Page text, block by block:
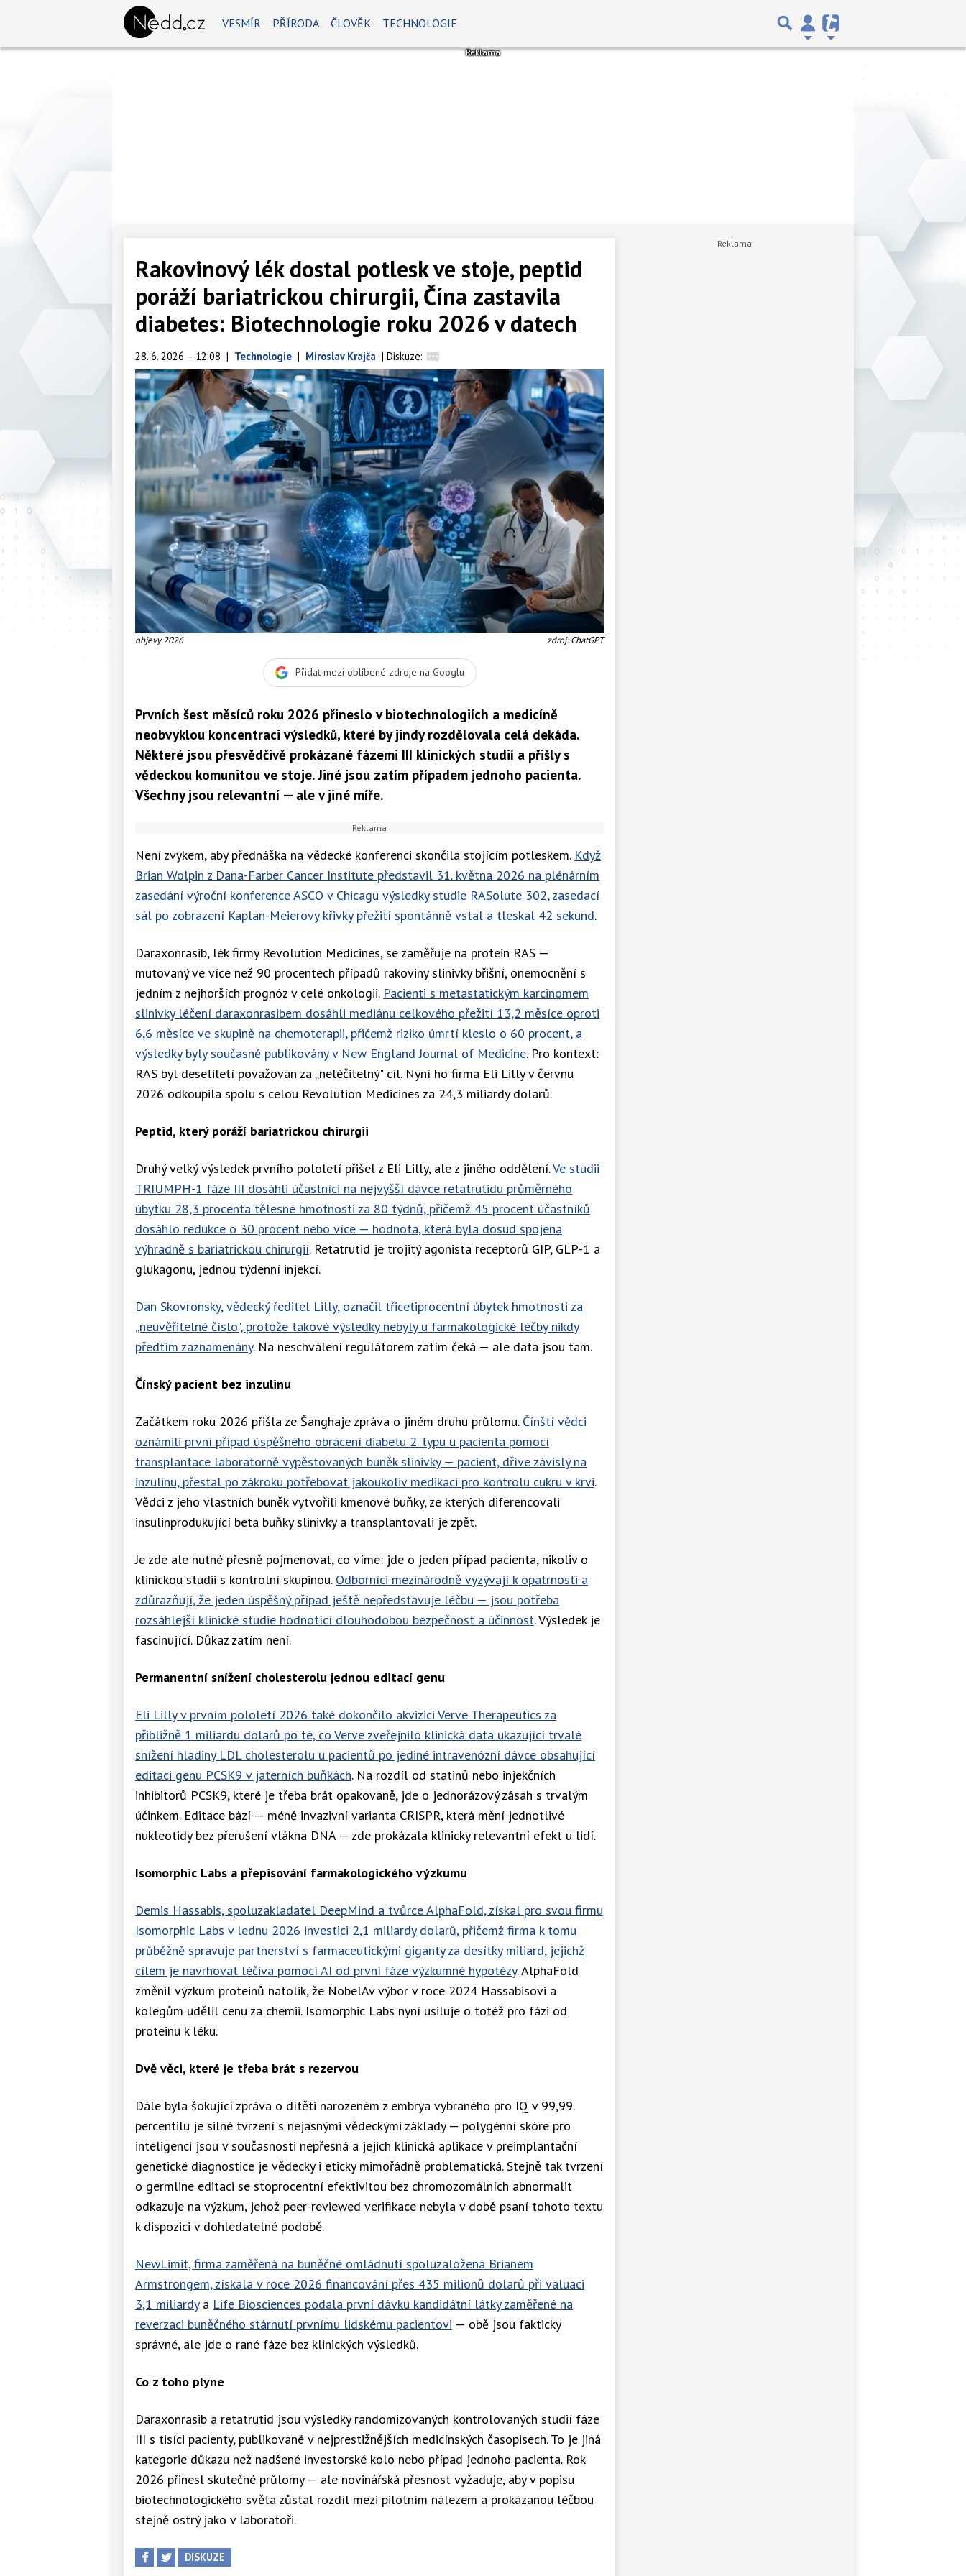
VESMÍR PŘÍRODA ČLOVĚK TECHNOLOGIE
Rakovinový lék dostal potlesk ve stoje, peptid
poráží bariatrickou chirurgii, Čína zastavila
diabetes: Biotechnologie roku 2026 v datech
28. 6. 2026 – 12:08 | Technologie | Miroslav Krajča | Diskuze:
objevy 2026 zdroj: ChatGPT
Přidat mezi oblíbené zdroje na Googlu
Prvních šest měsíců roku 2026 přineslo v biotechnologiích a medicíně
neobvyklou koncentraci výsledků, které by jindy rozdělovala celá dekáda.
Některé jsou přesvědčivě prokázané fázemi III klinických studií a přišly s
vědeckou komunitou ve stoje. Jiné jsou zatím případem jednoho pacienta.
Všechny jsou relevantní — ale v jiné míře.
Není zvykem, aby přednáška na vědecké konferenci skončila stojícím potleskem. Když
Brian Wolpin z Dana-Farber Cancer Institute představil 31. května 2026 na plénárním
zasedání výroční konference ASCO v Chicagu výsledky studie RASolute 302, zasedací
sál po zobrazení Kaplan-Meierovy křivky přežití spontánně vstal a tleskal 42 sekund.
Daraxonrasib, lék firmy Revolution Medicines, se zaměřuje na protein RAS —
mutovaný ve více než 90 procentech případů rakoviny slinivky břišní, onemocnění s
jedním z nejhorších prognóz v celé onkologii. Pacienti s metastatickým karcinomem
slinivky léčení daraxonrasibem dosáhli mediánu celkového přežití 13,2 měsíce oproti
6,6 měsíce ve skupině na chemoterapii, přičemž riziko úmrtí kleslo o 60 procent, a
výsledky byly současně publikovány v New England Journal of Medicine. Pro kontext:
RAS byl desetiletí považován za „neléčitelný" cíl. Nyní ho firma Eli Lilly v červnu
2026 odkoupila spolu s celou Revolution Medicines za 24,3 miliardy dolarů.
Peptid, který poráží bariatrickou chirurgii
Druhý velký výsledek prvního pololetí přišel z Eli Lilly, ale z jiného oddělení.Ve studii
TRIUMPH-1 fáze III dosáhli účastníci na nejvyšší dávce retatrutidu průměrného
úbytku 28,3 procenta tělesné hmotnosti za 80 týdnů, přičemž 45 procent účastníků
dosáhlo redukce o 30 procent nebo více — hodnota, která byla dosud spojena
výhradně s bariatrickou chirurgií. Retatrutid je trojitý agonista receptorů GIP, GLP-1 a
glukagonu, jednou týdenní injekcí.
Dan Skovronsky, vědecký ředitel Lilly, označil třicetiprocentní úbytek hmotnosti za
„neuvěřitelné číslo", protože takové výsledky nebyly u farmakologické léčby nikdy
předtím zaznamenány. Na neschválení regulátorem zatím čeká — ale data jsou tam.
Čínský pacient bez inzulinu
Začátkem roku 2026 přišla ze Šanghaje zpráva o jiném druhu průlomu. Čínští vědci
oznámili první případ úspěšného obrácení diabetu 2. typu u pacienta pomocí
transplantace laboratorně vypěstovaných buněk slinivky — pacient, dříve závislý na
inzulinu, přestal po zákroku potřebovat jakoukoliv medikaci pro kontrolu cukru v krvi.
Vědci z jeho vlastních buněk vytvořili kmenové buňky, ze kterých diferencovali
insulinprodukující beta buňky slinivky a transplantovali je zpět.
Je zde ale nutné přesně pojmenovat, co víme: jde o jeden případ pacienta, nikoliv o
klinickou studii s kontrolní skupinou. Odborníci mezinárodně vyzývají k opatrnosti a
zdůrazňují, že jeden úspěšný případ ještě nepředstavuje léčbu — jsou potřeba
rozsáhlejší klinické studie hodnotící dlouhodobou bezpečnost a účinnost. Výsledek je
fascinující. Důkaz zatím není.
Permanentní snížení cholesterolu jednou editací genu
Eli Lilly v prvním pololetí 2026 také dokončilo akvizici Verve Therapeutics za
přibližně 1 miliardu dolarů po té, co Verve zveřejnilo klinická data ukazující trvalé
snížení hladiny LDL cholesterolu u pacientů po jediné intravenózní dávce obsahující
editaci genu PCSK9 v jaterních buňkách. Na rozdíl od statinů nebo injekčních
inhibitorů PCSK9, které je třeba brát opakovaně, jde o jednorázový zásah s trvalým
účinkem. Editace bází — méně invazivní varianta CRISPR, která mění jednotlivé
nukleotidy bez přerušení vlákna DNA — zde prokázala klinicky relevantní efekt u lidí.
Isomorphic Labs a přepisování farmakologického výzkumu
Demis Hassabis, spoluzakladatel DeepMind a tvůrce AlphaFold, získal pro svou firmu
Isomorphic Labs v lednu 2026 investici 2,1 miliardy dolarů, přičemž firma k tomu
průběžně spravuje partnerství s farmaceutickými giganty za desítky miliard, jejichž
cílem je navrhovat léčiva pomocí AI od první fáze výzkumné hypotézy. AlphaFold
změnil výzkum proteinů natolik, že NobelAv výbor v roce 2024 Hassabisovi a
kolegům udělil cenu za chemii. Isomorphic Labs nyní usiluje o totéž pro fázi od
proteinu k léku.
Dvě věci, které je třeba brát s rezervou
Dále byla šokující zpráva o dítěti narozeném z embrya vybraného pro IQ v 99,99.
percentilu je silné tvrzení s nejasnými vědeckými základy — polygénní skóre pro
inteligenci jsou v současnosti nepřesná a jejich klinická aplikace v preimplantační
genetické diagnostice je vědecky i eticky mimořádně problematická. Stejně tak tvrzení
o germline editaci se stoprocentní efektivitou bez chromozomálních abnormalit
odkazuje na výzkum, jehož peer-reviewed verifikace nebyla v době psaní tohoto textu
k dispozici v dohledatelné podobě.
NewLimit, firma zaměřená na buněčné omládnutí spoluzaložená Brianem
Armstrongem, získala v roce 2026 financování přes 435 milionů dolarů při valuaci
3,1 miliardya Life Biosciences podala první dávku kandidátní látky zaměřené na
reverzaci buněčného stárnutí prvnímu lidskému pacientovi — obě jsou fakticky
správné, ale jde o rané fáze bez klinických výsledků.
Co z toho plyne
Daraxonrasib a retatrutid jsou výsledky randomizovaných kontrolovaných studií fáze
III s tisíci pacienty, publikované v nejprestižnějších medicínských časopisech. To je jiná
kategorie důkazu než nadšené investorské kolo nebo případ jednoho pacienta. Rok
2026 přinesl skutečné průlomy — ale novinářská přesnost vyžaduje, aby v popisu
biotechnologického světa zůstal rozdíl mezi pilotním nálezem a prokázanou léčbou
stejně ostrý jako v laboratoři.
DISKUZE